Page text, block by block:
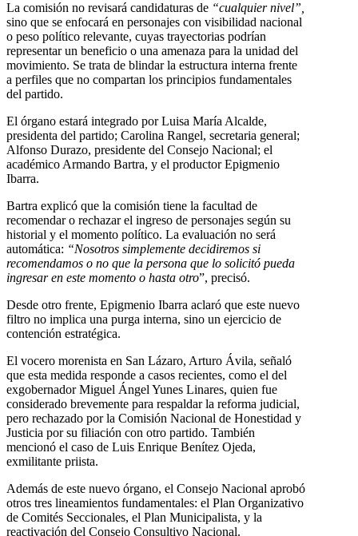
La comisión no revisará candidaturas de “cualquier nivel”,
sino que se enfocará en personajes con visibilidad nacional
o peso político relevante, cuyas trayectorias podrían
representar un beneficio o una amenaza para la unidad del
movimiento. Se trata de blindar la estructura interna frente
a perfiles que no compartan los principios fundamentales
del partido.
El órgano estará integrado por Luisa María Alcalde,
presidenta del partido; Carolina Rangel, secretaria general;
Alfonso Durazo, presidente del Consejo Nacional; el
académico Armando Bartra, y el productor Epigmenio
Ibarra.
Bartra explicó que la comisión tiene la facultad de
recomendar o rechazar el ingreso de personajes según su
historial y el momento político. La evaluación no será
automática: “Nosotros simplemente decidiremos si
recomendamos o no que la persona que lo solicitó pueda
ingresar en este momento o hasta otro”, precisó.
Desde otro frente, Epigmenio Ibarra aclaró que este nuevo
filtro no implica una purga interna, sino un ejercicio de
contención estratégica.
El vocero morenista en San Lázaro, Arturo Ávila, señaló
que esta medida responde a casos recientes, como el del
exgobernador Miguel Ángel Yunes Linares, quien fue
considerado brevemente para respaldar la reforma judicial,
pero rechazado por la Comisión Nacional de Honestidad y
Justicia por su filiación con otro partido. También
mencionó el caso de Luis Enrique Benítez Ojeda,
exmilitante priista.
Además de este nuevo órgano, el Consejo Nacional aprobó
otros tres lineamientos fundamentales: el Plan Organizativo
de Comités Seccionales, el Plan Municipalista, y la
reactivación del Consejo Consultivo Nacional.